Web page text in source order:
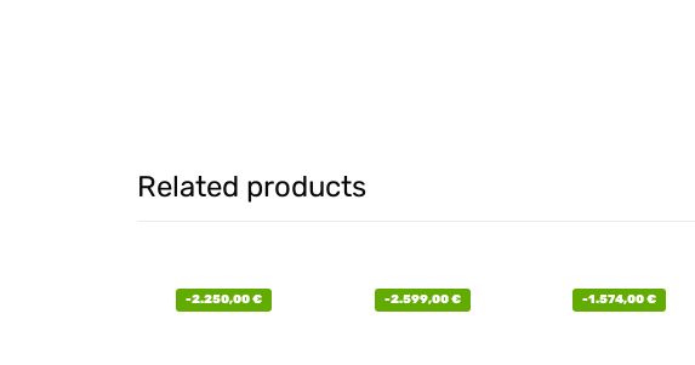
Related products
-2.250,00€ -2.599,00€ -1.574,00€